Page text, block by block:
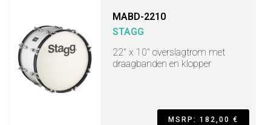
MABD-2210
STAGG
22" x 10" overslagtrom met
draagbanden en klopper
MSRP: 182,00 €